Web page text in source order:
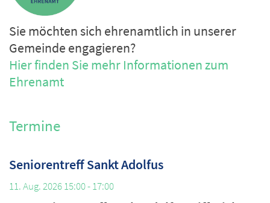
Sie möchten sich ehrenamtlich in unserer
Gemeinde engagieren?
Hier finden Sie mehr Informationen zum
Ehrenamt
Termine
Seniorentreff Sankt Adolfus
11. Aug. 2026 15:00 - 17:00